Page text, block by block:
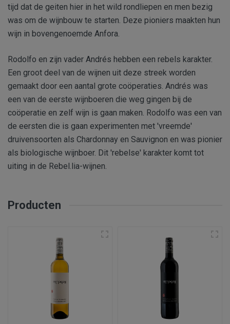
tijd dat de geiten hier in het wild rondliepen en men bezig
was om de wijnbouw te starten. Deze pioniers maakten hun
wijn in bovengenoemde Anfora.
Rodolfo en zijn vader Andrés hebben een rebels karakter.
Een groot deel van de wijnen uit deze streek worden
gemaakt door een aantal grote coöperaties. Andrés was
een van de eerste wijnboeren die weg gingen bij de
coöperatie en zelf wijn is gaan maken. Rodolfo was een van
de eersten die is gaan experimenten met 'vreemde'
druivensoorten als Chardonnay en Sauvignon en was pionier
als biologische wijnboer. Dit 'rebelse' karakter komt tot
uiting in de Rebel.lia-wijnen.
Producten